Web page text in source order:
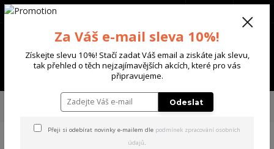
Menu
+420 702 136 620
ŠATY
Yakuza dámské šaty Red Nose Urban T-Shirt
Za Váš e-mail sleva 10%!
Získejte slevu 10%! Stačí zadat Váš email a ziskáte jak slevu,
tak přehled o těch nejzajímavějších akcích, které pro vás
připravujeme.
Odeslat
Přeji si odebírat novinky e-mailem dle podmínek zpracování osobních
údajů.